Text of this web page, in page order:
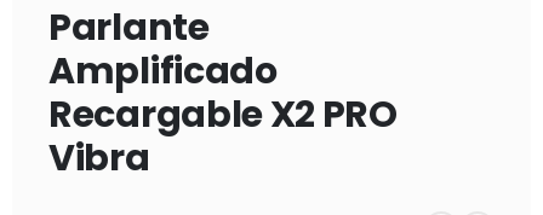
Parlante
Amplificado
Recargable X2 PRO
Vibra